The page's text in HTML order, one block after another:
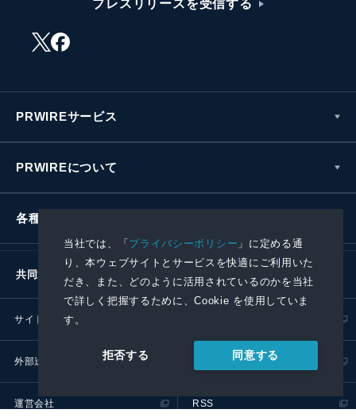
当社では、「プライバシーポリシー 」に定める通
り、本ウェブサイトとサービスを快適にご利用いた
だき、また、どのように活用されているのかを当社
で詳しく把握するために、Cookie を使用していま
す。
拒否する 同意する
プレスリリースを受信する
PRWIREサービス
PRWIREについて
各種お問い合わせ
共同通信社グループ
サイトポリシー
外部送信ポリシー プレスリリース取扱基準
運営会社 RSS